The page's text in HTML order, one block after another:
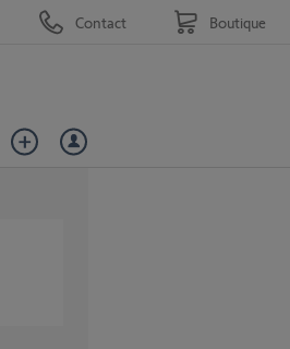
Contact Boutique